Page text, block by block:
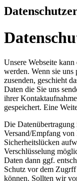
Unsere Webseite
werden. Wenn sie
zusenden, geschieht
Daten die Sie uns
ihrer
gespeichert. Eine
Die Datenübertragung
Versand/Empfang
Sicherheitslücken
Verschlüsselung
Daten dann ggf.
Schutz vor dem
können. Sollten wir